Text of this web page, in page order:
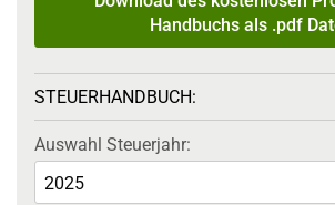
Handbuchs als .pdf
STEUERHANDBUCH:
Auswahl Steuerjahr: